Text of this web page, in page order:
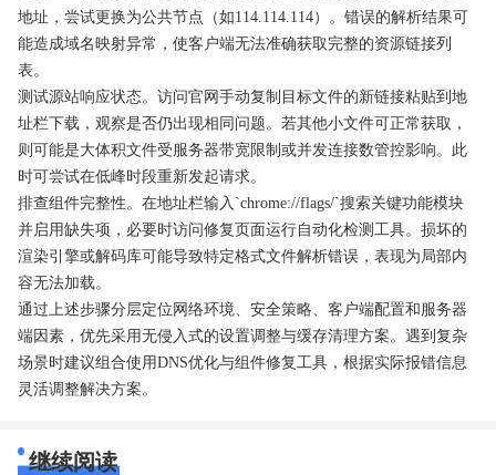
地址，尝试更换为公共节点（如114.114.114）。错误的解析结果可
能造成域名映射异常，使客户端无法准确获取完整的资源链接列
表。
测试源站响应状态。访问官网手动复制目标文件的新链接粘贴到地
址栏下载，观察是否仍出现相同问题。若其他小文件可正常获取，
则可能是大体积文件受服务器带宽限制或并发连接数管控影响。此
时可尝试在低峰时段重新发起请求。
排查组件完整性。在地址栏输入`chrome://flags/`搜索关键功能模块
并启用缺失项，必要时访问修复页面运行自动化检测工具。损坏的
渲染引擎或解码库可能导致特定格式文件解析错误，表现为局部内
容无法加载。
通过上述步骤分层定位网络环境、安全策略、客户端配置和服务器
端因素，优先采用无侵入式的设置调整与缓存清理方案。遇到复杂
场景时建议组合使用DNS优化与组件修复工具，根据实际报错信息
灵活调整解决方案。
继续阅读